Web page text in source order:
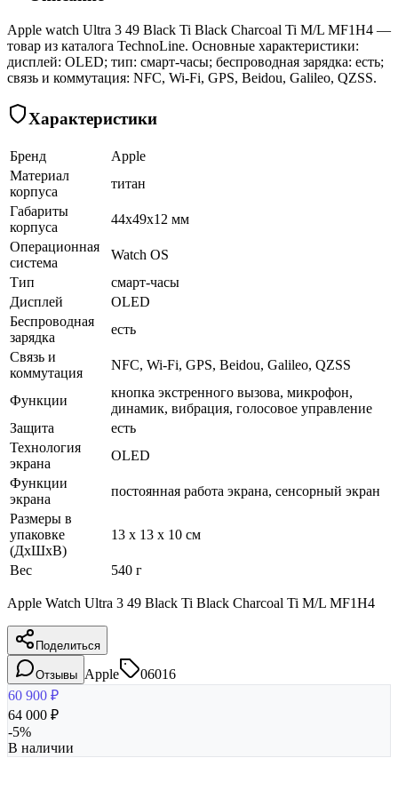
Apple watch Ultra 3 49 Black Ti Black Charcoal Ti M/L MF1H4 —
товар из каталога TechnoLine. Основные характеристики:
дисплей: OLED; тип: смарт-часы; беспроводная зарядка: есть;
связь и коммутация: NFC, Wi-Fi, GPS, Beidou, Galileo, QZSS.
Характеристики
Бренд
Apple
Материал
корпуса
титан
Габариты
корпуса
44x49x12 мм
Операционная
система
Watch OS
Тип
смарт-часы
Дисплей
OLED
Беспроводная
зарядка
есть
Связь и
коммутация
NFC, Wi-Fi, GPS, Beidou, Galileo, QZSS
Функции
кнопка экстренного вызова, микрофон,
динамик, вибрация, голосовое управление
Защита
есть
Технология
экрана
OLED
Функции
экрана
постоянная работа экрана, сенсорный экран
Размеры в
упаковке
(ДхШхВ)
13 x 13 x 10 см
Вес 540 г
Apple Watch Ultra 3 49 Black Ti Black Charcoal Ti M/L MF1H4
Поделиться
Отзывы Apple
06016
60 900 ₽
64 000 ₽
-5%
В наличии